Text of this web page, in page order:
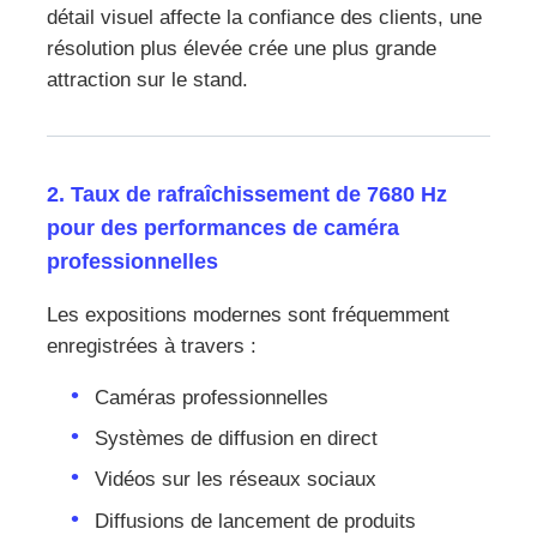
détail visuel affecte la confiance des clients, une
résolution plus élevée crée une plus grande
attraction sur le stand.
2. Taux de rafraîchissement de 7680 Hz
pour des performances de caméra
professionnelles
Les expositions modernes sont fréquemment
enregistrées à travers :
Caméras professionnelles
Systèmes de diffusion en direct
Vidéos sur les réseaux sociaux
Diffusions de lancement de produits